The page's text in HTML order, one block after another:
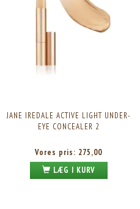
JANE IREDALE ACTIVE LIGHT UNDER-
EYE CONCEALER 2
Vores pris: 275,00
LÆG I KURV